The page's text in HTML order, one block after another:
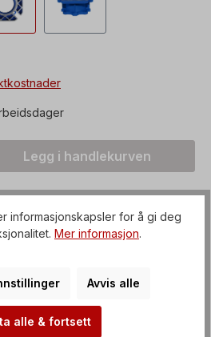
Skriv inn ønsket
Legg i handlekurven
+ emballasje
informasjonskapsler for å gi deg
Mer informasjon.
Avvis alle
alle & fortsett